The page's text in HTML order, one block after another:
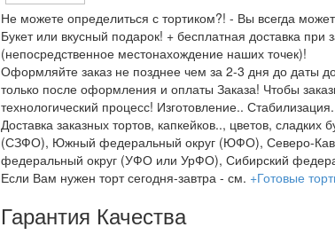
Не можете определиться с тортиком?! - Вы всегда
Букет или вкусный подарок! + бесплатная доставка
(непосредственное местонахождение наших точек)!
Оформляйте заказ не позднее чем за 2-3 дня до даты
только после оформления и оплаты Заказа! Чтобы
технологический процесс! Изготовление..
Доставка заказных тортов, капкейков.., цветов,
(СЗФО), Южный федеральный округ (ЮФО), Северо-
федеральный округ (УФО или УрФО), Сибирский
Если Вам нужен торт сегодня-завтра - см. +Готовые
Гарантия Качества